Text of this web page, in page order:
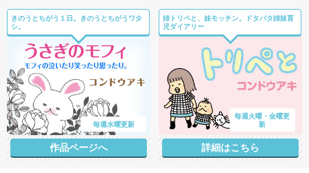
きのうとちがう１日。きのうとちがうワタ
シ。
毎週水曜更新
作品ページへ
姉トリペと、妹モッチン。ドタバタ姉妹育
児ダイアリー
毎週火曜・金曜更
新
詳細はこちら